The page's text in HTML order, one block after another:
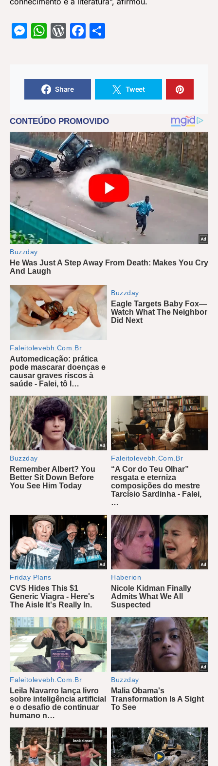
Messenger
WhatsApp
WordPress
Facebook
Share Tweet